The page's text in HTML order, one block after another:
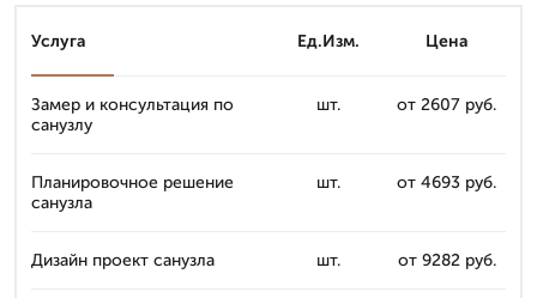
Услуга Ед.Изм. Цена
Замер и консультация по
санузлу
шт. от 2607 руб.
Планировочное решение
санузла
шт. от 4693 руб.
Дизайн проект санузла шт. от 9282 руб.